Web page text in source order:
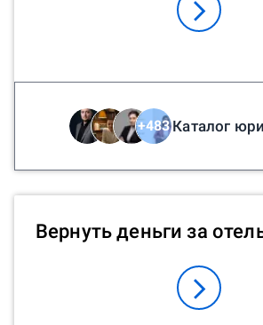
+483Каталог
Вернуть деньги за